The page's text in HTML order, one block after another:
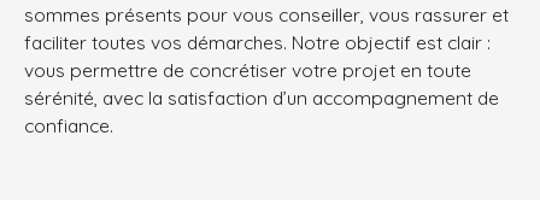
sommes présents pour vous conseiller, vous rassurer et
faciliter toutes vos démarches. Notre objectif est clair :
vous permettre de concrétiser votre projet en toute
sérénité, avec la satisfaction d’un accompagnement de
confiance.